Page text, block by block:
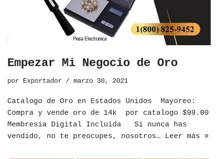
Empezar Mi Negocio de Oro
por Exportador marzo 30, 2021
Catalogo de Oro en Estados Unidos ​Mayoreo:
Compra y vende oro de 14k por catalogo $99.00
Membresia Digital Incluida Si nunca has
vendido, no te preocupes, nosotros… Leer más »